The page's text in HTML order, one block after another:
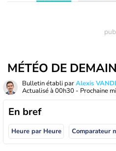
MÉTÉO DE DEMAIN
Bulletin établi parAlexis
Actualisé à 00h30 - Prochaine
En bref
Heure par Heure Comparateur